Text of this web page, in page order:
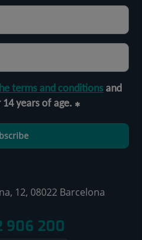
terms and conditionsand
years of age.
12, 08022 Barcelona
906 200